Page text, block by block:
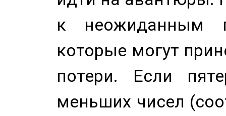
к неожиданным
которые могут
потери. Если
меньших чисел